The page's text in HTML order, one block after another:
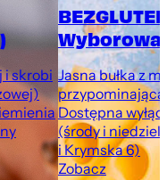
i skrobi
Wyborowa
Jasna bułka z
przypominająca
Dostępna
(środy i
i Krymska 6)
Zobacz